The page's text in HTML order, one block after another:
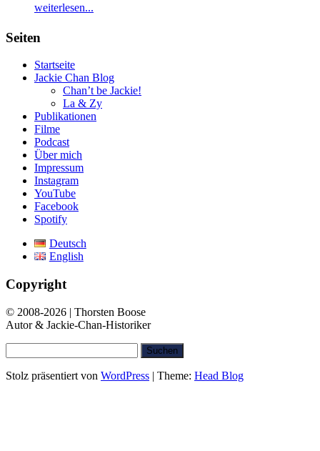
weiterlesen...
Seiten
Startseite
Jackie Chan Blog
Chan’t be Jackie!
La & Zy
Publikationen
Filme
Podcast
Über mich
Impressum
Instagram
YouTube
Facebook
Spotify
Deutsch
English
Copyright
© 2008-2026 | Thorsten Boose
Autor & Jackie-Chan-Historiker
nach:
Stolz präsentiert von WordPress | Theme: Head Blog